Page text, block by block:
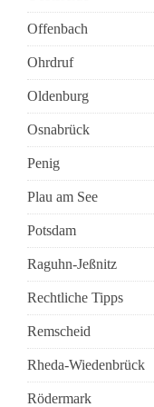
Offenbach
Ohrdruf
Oldenburg
Osnabrück
Penig
Plau am See
Potsdam
Raguhn-Jeßnitz
Rechtliche Tipps
Remscheid
Rheda-Wiedenbrück
Rödermark